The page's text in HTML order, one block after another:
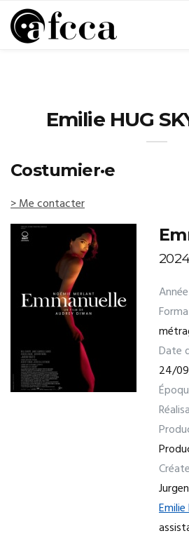
Emilie HUG
Costumier·e
> Me contacter
Date
24/
Emilie